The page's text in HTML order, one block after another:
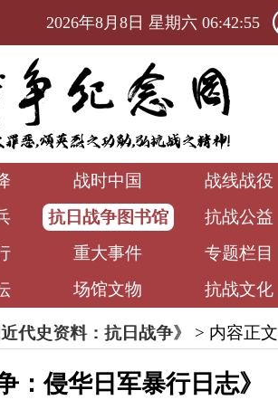
2026年8月8日 星期六 06:42:56
战时中国
战线战役
抗日战争图书馆
抗战公益
重大事件
专题栏目
场馆文物 抗战文化
近代史资料：抗日战争》 > 内容正文
：侵华日军暴行日志》